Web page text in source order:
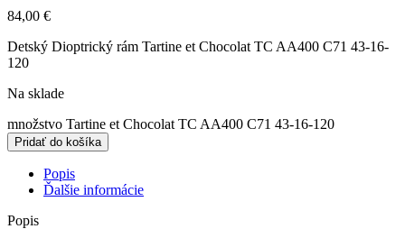
84,00 €
Detský Dioptrický rám Tartine et Chocolat TC AA400 C71 43-16-
120
Na sklade
množstvo Tartine et Chocolat TC AA400 C71 43-16-120
Pridať do košíka
Popis
Ďalšie informácie
Popis